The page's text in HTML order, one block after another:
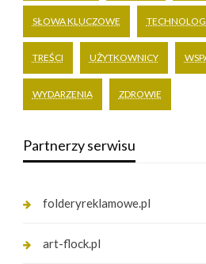
SŁOWA KLUCZOWE
TREŚCI UŻYTKOWNICY
WYDARZENIA ZDROWIE
Partnerzy serwisu
folderyreklamowe.pl
art-flock.pl